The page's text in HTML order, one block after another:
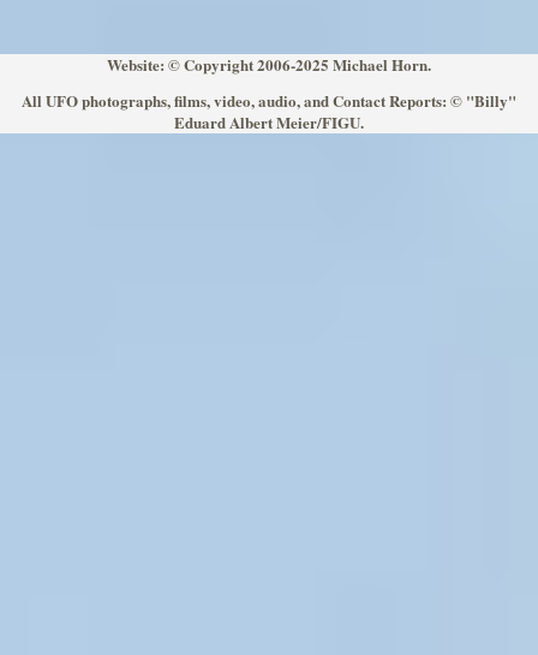
Website: © Copyright 2006-2025 Michael Horn.
All UFO photographs, films, video, audio, and Contact Reports: © "Billy"
Eduard Albert Meier/FIGU.